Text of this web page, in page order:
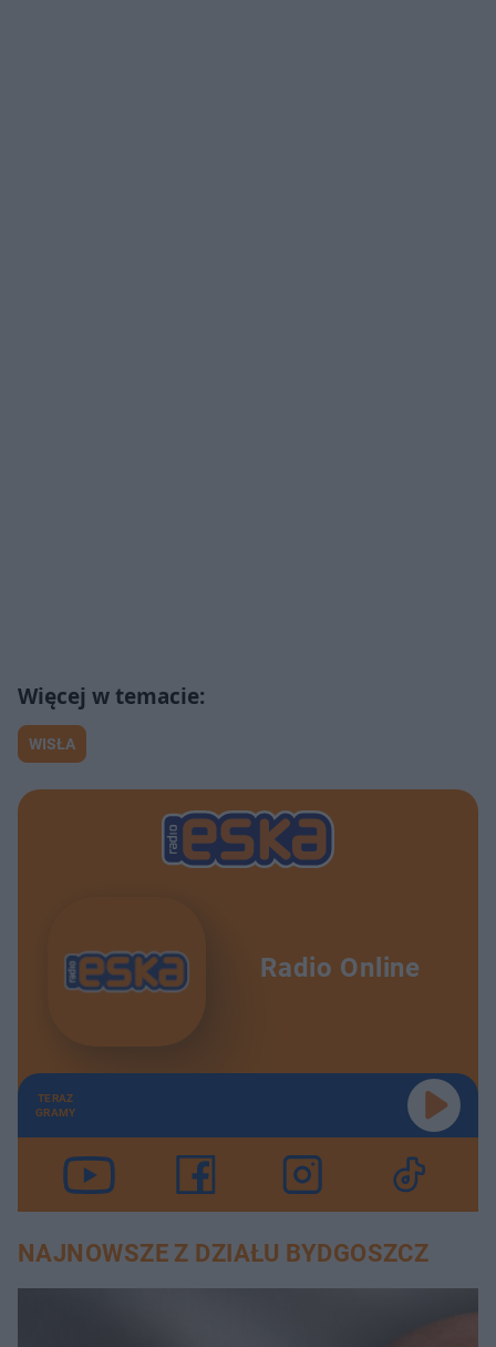
WISŁA
Radio Online
TERAZ
GRAMY
NAJNOWSZE Z DZIAŁU BYDGOSZCZ